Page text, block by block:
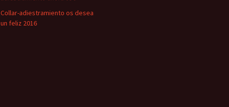
Collar-adiestramiento os desea
un feliz 2016